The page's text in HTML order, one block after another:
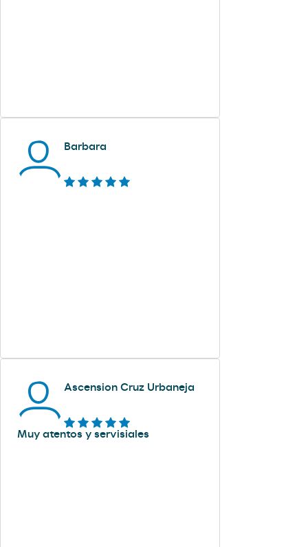
Barbara
Ascension Cruz Urbaneja
Muy atentos y servisiales